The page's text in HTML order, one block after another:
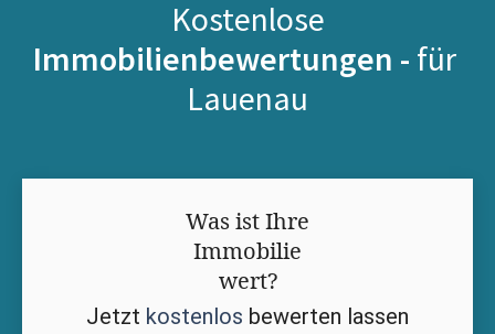
Kostenlose
Immobilienbewertungen - für
Lauenau
Was ist Ihre
Immobilie
wert?
Jetzt kostenlos bewerten lassen